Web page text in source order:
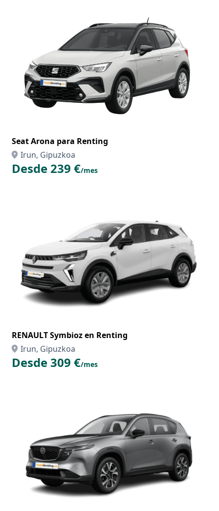
Seat Arona para Renting
Irun, Gipuzkoa
Desde 239 €/mes
RENAULT Symbioz en Renting
Irun, Gipuzkoa
Desde 309 €/mes